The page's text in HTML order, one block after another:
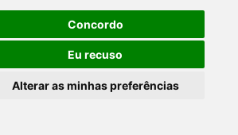
Concordo
Eu recuso
Alterar as minhas preferências